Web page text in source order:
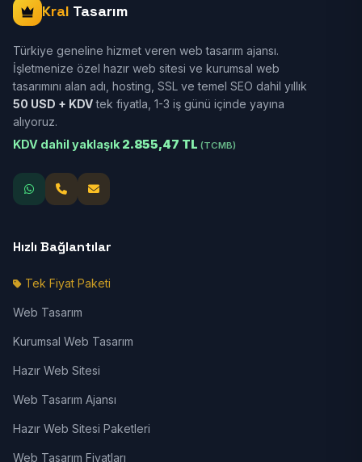
Kral Tasarım
Türkiye geneline hizmet veren web tasarım ajansı.
İşletmenize özel hazır web sitesi ve kurumsal web
tasarımını alan adı, hosting, SSL ve temel SEO dahil yıllık
50 USD + KDVtek fiyatla, 1-3 iş günü içinde yayına
alıyoruz.
KDV dahil yaklaşık 2.855,47 TL (TCMB)
Hızlı Bağlantılar
Tek Fiyat Paketi
Web Tasarım
Kurumsal Web Tasarım
Hazır Web Sitesi
Web Tasarım Ajansı
Hazır Web Sitesi Paketleri
Web Tasarım Fiyatları